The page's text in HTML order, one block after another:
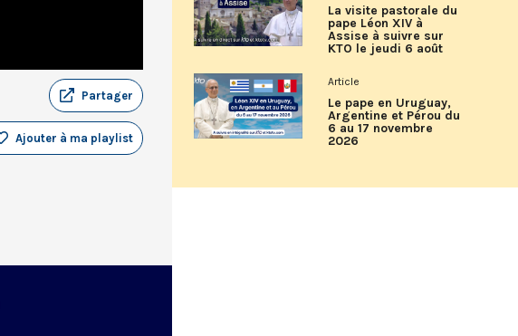
Partager
Ajouter à ma playlist
La visite pastorale du
pape Léon XIV à
Assise à suivre sur
KTO le jeudi 6 août
Article
Le pape en Uruguay,
Argentine et Pérou du
6 au 17 novembre
2026